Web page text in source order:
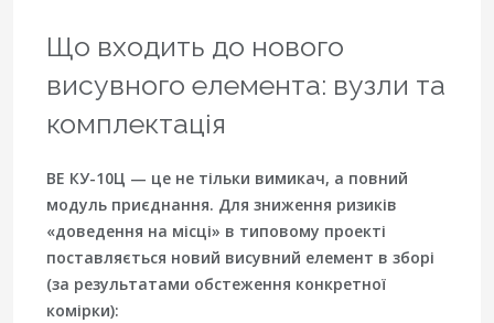
Що входить до нового
висувного елемента: вузли та
комплектація
ВЕ КУ-10Ц — це не тільки вимикач, а повний
модуль приєднання. Для зниження ризиків
«доведення на місці» в типовому проекті
поставляється новий висувний елемент в зборі
(за результатами обстеження конкретної
комірки):